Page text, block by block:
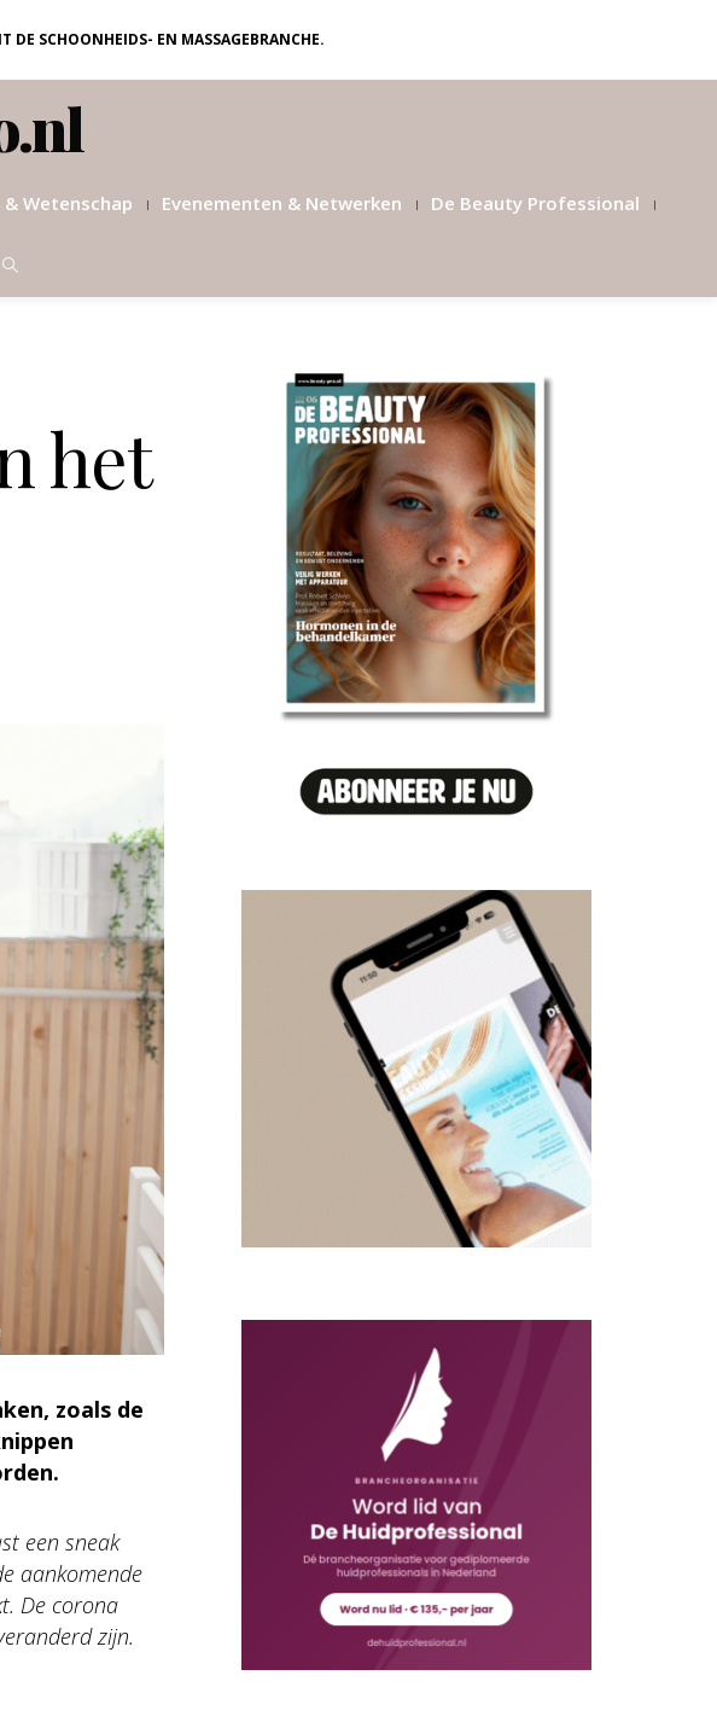
DE SCHOONHEIDS- EN MASSAGEBRANCHE.
Wetenschap Evenementen & Netwerken De Beauty Professional
het
zoals de
een sneak
aankomende
De corona
zijn.